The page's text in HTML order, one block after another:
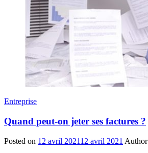
Entreprise
Quand peut-on jeter ses factures ?
Posted on 12 avril 202112 avril 2021 Author